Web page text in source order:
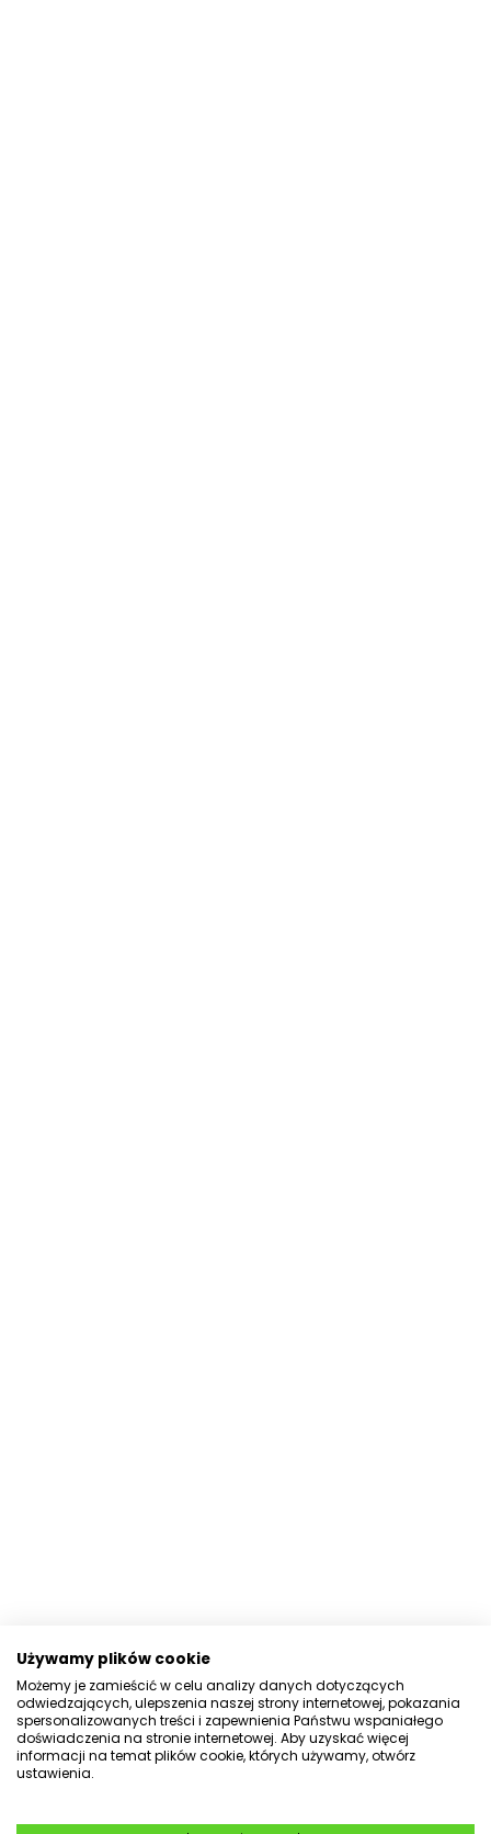
Używamy plików cookie
Możemy je zamieścić w celu analizy danych dotyczących
odwiedzających, ulepszenia naszej strony internetowej, pokazania
spersonalizowanych treści i zapewnienia Państwu wspaniałego
doświadczenia na stronie internetowej. Aby uzyskać więcej
informacji na temat plików cookie, których używamy, otwórz
ustawienia.